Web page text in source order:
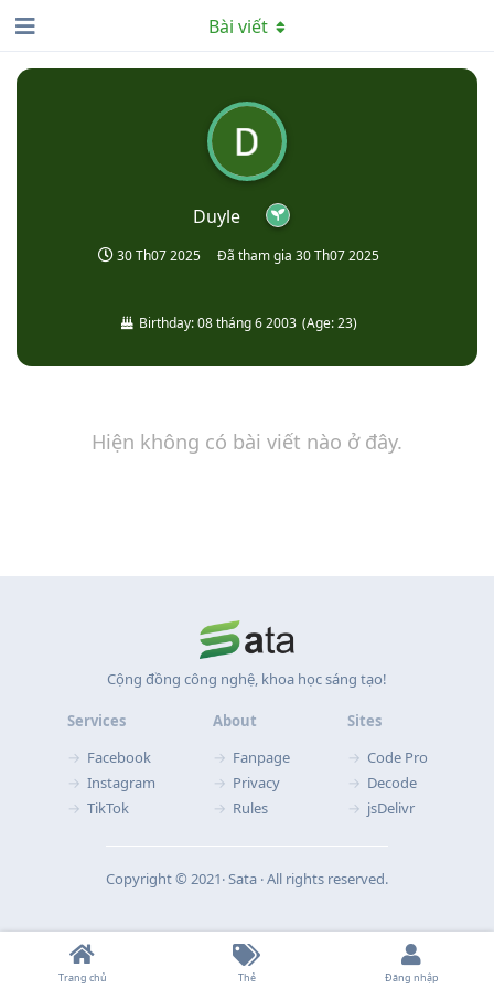
Duyle
30 Th07 2025 Đã tham gia 30 Th07 2025
Birthday:08 tháng 6 2003 (Age:23)
Bài viết
Hiện không có bài viết nào ở đây.
Cộng đồng công nghệ, khoa học sáng tạo!
Services
Facebook
Instagram
TikTok
About
Fanpage
Privacy
Rules
Sites
Code Pro
Decode
jsDelivr
Copyright © 2021‧ Sata ‧ All rights reserved.
Trang chủ Thẻ Đăng nhập